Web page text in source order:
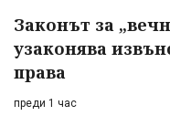
Законът за
узаконява
права
преди 1 час